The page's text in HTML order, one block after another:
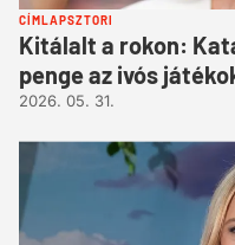
CÍMLAPSZTORI
Kitálalt a rokon:
penge az ivós
2026. 05. 31.